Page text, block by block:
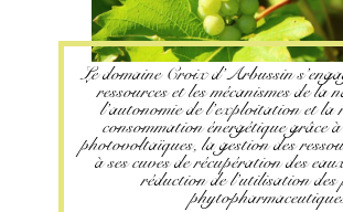
Le domaine Croix d’Arbussin
ressources et les mécanismes de la
l’autonomie de l’exploitation et la
consommation énergétique grâce
photovoltaïques, la gestion des
à ses cuves de récupération des
réduction de l’utilisation